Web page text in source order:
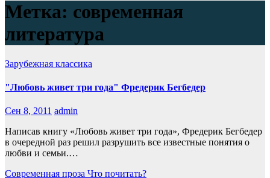
Метка: современная
литература
Зарубежная классика
"Любовь живет три года" Фредерик Бегбедер
Сен 8, 2011 admin
Написав книгу «Любовь живет три года», Фредерик Бегбедер
в очередной раз решил разрушить все известные понятия о
любви и семьи.…
Современная проза Что почитать?